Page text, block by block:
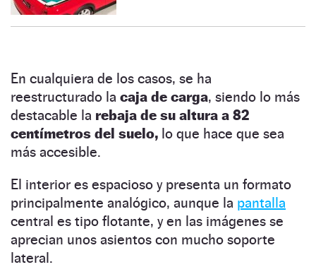
En cualquiera de los casos, se ha
reestructurado la caja de carga, siendo lo más
destacable la rebaja de su altura a 82
centímetros del suelo, lo que hace que sea
más accesible.
El interior es espacioso y presenta un formato
principalmente analógico, aunque la pantalla
central es tipo flotante, y en las imágenes se
aprecian unos asientos con mucho soporte
lateral.